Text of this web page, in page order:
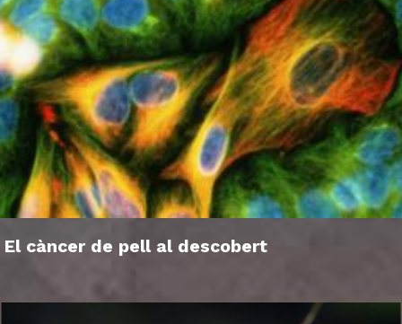
El càncer de pell al descobert